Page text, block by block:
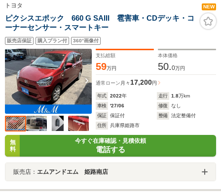
トヨタ NEW
ピクシスエポック 660 G SAIII 雹害車・CDデッキ・コ
ーナーセンサー・スマートキー
販売店保証 購入プラン付 360°画像付
支払総額
59万円
本体価格
50.0万円
通常ローン 月々 17,200円
年式 2022年 走行 1.8万km
車検
'27/06 修復
なし
保証
保証付 整備
法定整備付
住所
兵庫県姫路市
無
料
今すぐ在庫確認・見積依頼
電話する
販売店： エムアンドエム 姫路南店